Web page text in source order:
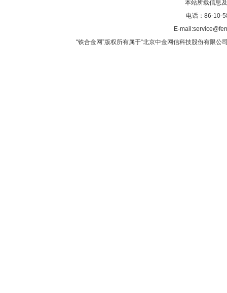
本站所载信息
电话：86-10-
E-
“铁合金网”版权所有属于“北京中金网信科技股份有限公